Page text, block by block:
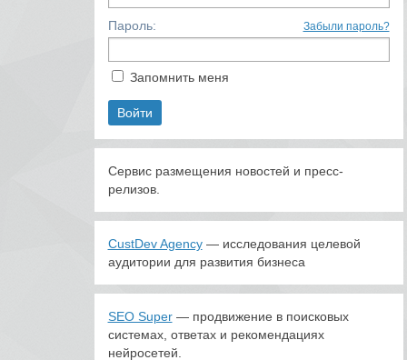
Пароль: Забыли пароль?
Запомнить меня
Сервис размещения новостей и пресс-
релизов.
CustDev Agency— исследования целевой
аудитории для развития бизнеса
SEO Super— продвижение в поисковых
системах, ответах и рекомендациях
нейросетей.